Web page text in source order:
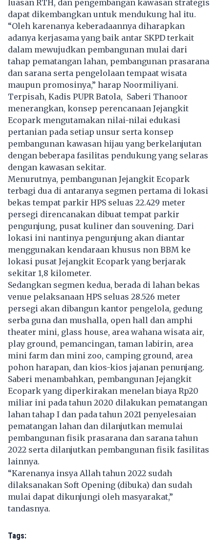
luasan RTH, dan pengembangan kawasan strategis
dapat dikembangkan untuk mendukung hal itu.
“Oleh karenanya keberadaannya diharapkan
adanya kerjasama yang baik antar SKPD terkait
dalam mewujudkan pembangunan mulai dari
tahap pematangan lahan, pembangunan prasarana
dan sarana serta pengelolaan tempaat wisata
maupun promosinya,” harap Noormiliyani.
Terpisah, Kadis PUPR Batola, Saberi Thanoor
menerangkan, konsep perencanaan Jejangkit
Ecopark mengutamakan nilai-nilai edukasi
pertanian pada setiap unsur serta konsep
pembangunan kawasan hijau yang berkelanjutan
dengan beberapa fasilitas pendukung yang selaras
dengan kawasan sekitar.
Menurutnya, pembangunan Jejangkit Ecopark
terbagi dua di antaranya segmen pertama di lokasi
bekas tempat parkir HPS seluas 22.429 meter
persegi direncanakan dibuat tempat parkir
pengunjung, pusat kuliner dan souvening. Dari
lokasi ini nantinya pengunjung akan diantar
menggunakan kendaraan khusus non BBM ke
lokasi pusat Jejangkit Ecopark yang berjarak
sekitar 1,8 kilometer.
Sedangkan segmen kedua, berada di lahan bekas
venue pelaksanaan HPS seluas 28.526 meter
persegi akan dibangun kantor pengelola, gedung
serba guna dan mushalla, open hall dan amphi
theater mini, glass house, area wahana wisata air,
play ground, pemancingan, taman labirin, area
mini farm dan mini zoo, camping ground, area
pohon harapan, dan kios-kios jajanan penunjang.
Saberi menambahkan, pembangunan Jejangkit
Ecopark yang diperkirakan menelan biaya Rp20
miliar ini pada tahun 2020 dilakukan pematangan
lahan tahap I dan pada tahun 2021 penyelesaian
pematangan lahan dan dilanjutkan memulai
pembangunan fisik prasarana dan sarana tahun
2022 serta dilanjutkan pembangunan fisik fasilitas
lainnya.
“Karenanya insya Allah tahun 2022 sudah
dilaksanakan Soft Opening (dibuka) dan sudah
mulai dapat dikunjungi oleh masyarakat,”
tandasnya.
Tags: